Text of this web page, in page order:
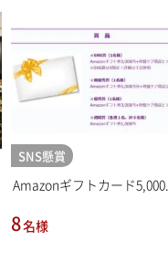
SNS懸賞
Amazonギフトカード5,000...
8名様